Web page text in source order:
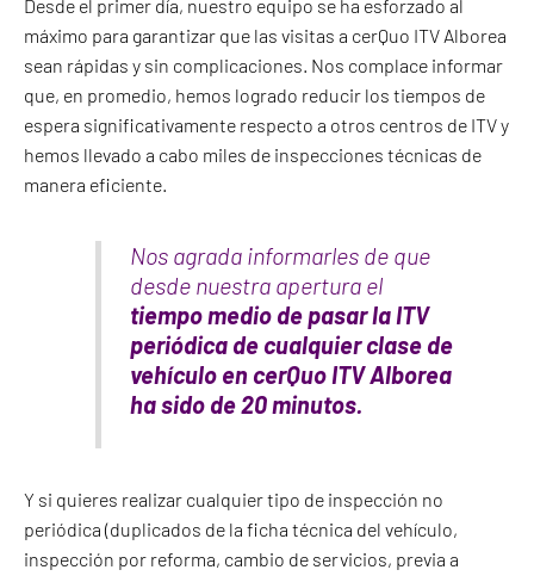
Desde el primer día, nuestro equipo se ha esforzado al
máximo para garantizar que las visitas a cerQuo ITV Alborea
sean rápidas y sin complicaciones. Nos complace informar
que, en promedio, hemos logrado reducir los tiempos de
espera significativamente respecto a otros centros de ITV y
hemos llevado a cabo miles de inspecciones técnicas de
manera eficiente.
Nos agrada informarles de que
desde nuestra apertura el
tiempo medio de pasar la ITV
periódica de cualquier clase de
vehículo en cerQuo ITV Alborea
ha sido de 20 minutos.
Y si quieres realizar cualquier tipo de inspección no
periódica (duplicados de la ficha técnica del vehículo,
inspección por reforma, cambio de servicios, previa a